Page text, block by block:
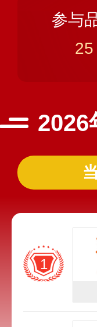
参与
25
2026
1